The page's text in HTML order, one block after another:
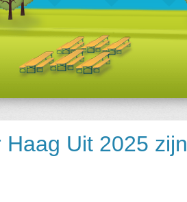
Uit 2025 zijn